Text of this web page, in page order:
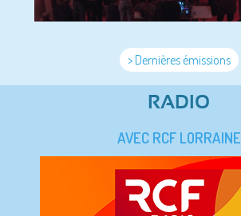
> Dernières émissions
RADIO
AVEC RCF LORRAINE